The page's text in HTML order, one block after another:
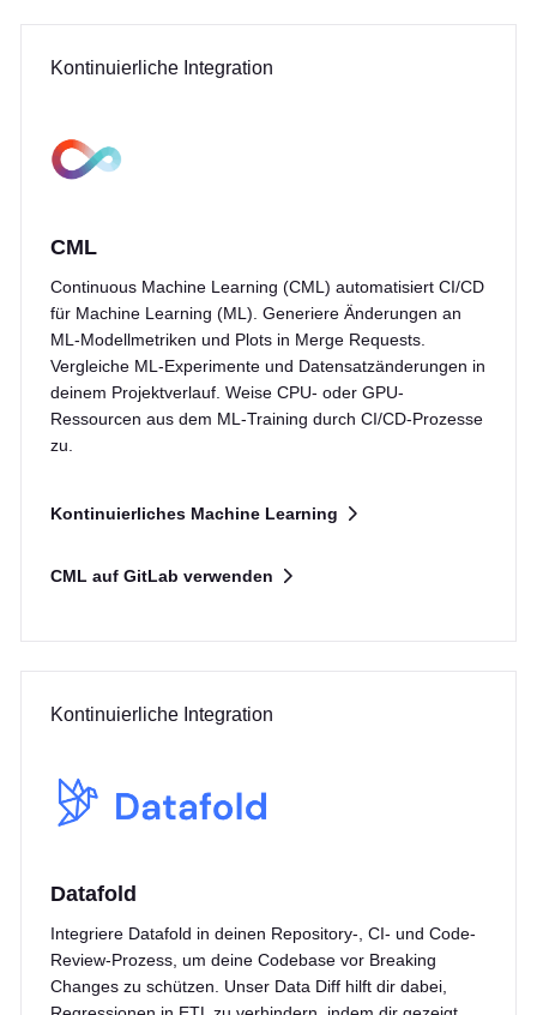
Kontinuierliche Integration
CML
Continuous Machine Learning (CML) automatisiert CI/CD
für Machine Learning (ML). Generiere Änderungen an
ML-Modellmetriken und Plots in Merge Requests.
Vergleiche ML-Experimente und Datensatzänderungen in
deinem Projektverlauf. Weise CPU- oder GPU-
Ressourcen aus dem ML-Training durch CI/CD-Prozesse
zu.
CML auf GitLab verwenden
Kontinuierliches Machine Learning
Kontinuierliche Integration
Datafold
Integriere Datafold in deinen Repository-, CI- und Code-
Review-Prozess, um deine Codebase vor Breaking
Changes zu schützen. Unser Data Diff hilft dir dabei,